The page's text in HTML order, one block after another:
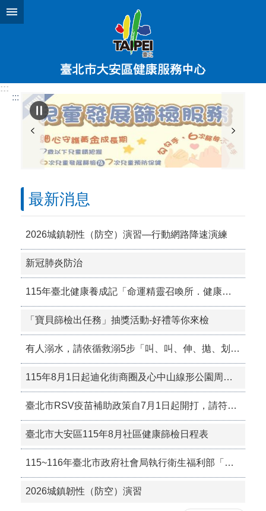
跳到主要內容區塊
:::
:::
最新消息
2026城鎮韌性（防空）演習—行動網路降速演練
新冠肺炎防治
115年臺北健康養成記「命運精靈召喚所．健康運氣在你手」獎勵活動
「寶貝篩檢出任務」抽獎活動-好禮等你來檢
有人溺水，請依循救溺5步「叫、叫、伸、拋、划」，協助溺水者。
115年8月1日起迪化街商圈及心中山線形公園周邊商圈禁菸，吸菸須至指定吸菸區，違者最高處1萬元罰鍰。
臺北市RSV疫苗補助政策自7月1日起開打，請符合資格者儘速接種。
臺北市大安區115年8月社區健康篩檢日程表
115~116年臺北市政府社會局執行衛生福利部「擴大獨居老人服務計畫」實地訪查作業
2026城鎮韌性（防空）演習